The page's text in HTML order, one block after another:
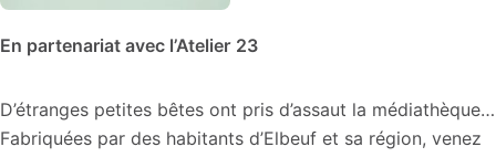
En partenariat avec l’Atelier 23
D’étranges petites bêtes ont pris d’assaut la médiathèque…
Fabriquées par des habitants d’Elbeuf et sa région, venez